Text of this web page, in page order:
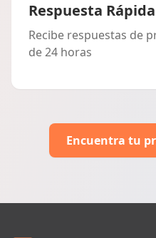
Respuesta Rápida
Recibe respuestas de
de 24 horas
Encuentra tu